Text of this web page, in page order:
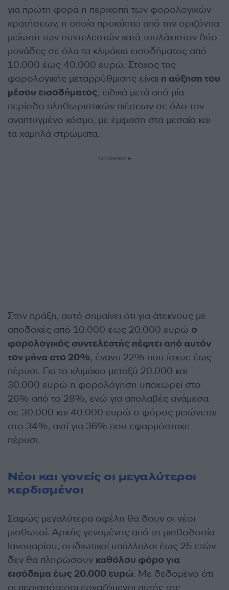
για πρώτη φορά η περικοπή των φορολογικών
κρατήσεων, η οποία προκύπτει από την οριζόντια
μείωση των συντελεστών κατά τουλάχιστον δύο
μονάδες σε όλα τα κλιμάκια εισοδήματος από
10.000 έως 40.000 ευρώ. Στόχος της
φορολογικής μεταρρύθμισης είναι η αύξηση του
μέσου εισοδήματος, ειδικά μετά από μία
περίοδο πληθωριστικών πιέσεων σε όλο τον
αναπτυγμένο κόσμο, με έμφαση στα μεσαία και
τα χαμηλά στρώματα.
ΔΙΑΦΗΜΙΣΗ
Στην πράξη, αυτό σημαίνει ότι για άτεκνους με
αποδοχές από 10.000 έως 20.000 ευρώ ο
φορολογικός συντελεστής πέφτει από αυτόν
τον μήνα στο 20%, έναντι 22% που ίσχυε έως
πέρυσι. Για το κλιμάκιο μεταξύ 20.000 και
30.000 ευρώ η φορολόγηση υποχωρεί στο
26% από το 28%, ενώ για απολαβές ανάμεσα
σε 30.000 και 40.000 ευρώ ο φόρος μειώνεται
στο 34%, αντί για 36% που εφαρμόστηκε
πέρυσι.
Νέοι και γονείς οι μεγαλύτεροι
κερδισμένοι
Σαφώς μεγαλύτερα οφέλη θα δουν οι νέοι
μισθωτοί. Αρχής γενομένης από τη μισθοδοσία
Ιανουαρίου, οι ιδιωτικοί υπάλληλοι έως 25 ετών
δεν θα πληρώσουν καθόλου φόρο για
εισόδημα έως 20.000 ευρώ. Με δεδομένο ότι
οι περισσότεροι εργαζόμενοι αυτής της